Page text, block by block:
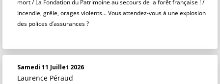
mort / La Fondation du Patrimoine au secours de la forêt française ! /
Incendie, grêle, orages violents... Vous attendez-vous à une explosion
des polices d’assurances ?
Samedi 11 Juillet 2026
Laurence Péraud